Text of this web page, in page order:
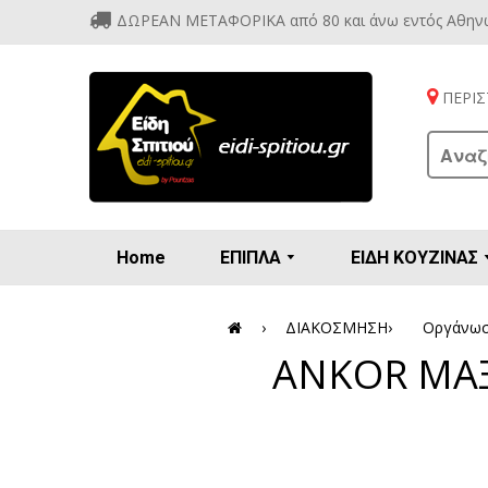
ΔΩΡΕΑΝ ΜΕΤΑΦΟΡΙΚΑ από 80 και άνω εντός
Home ΕΠΙΠΛΑ ΕΙΔΗ ΚΟΥΖΙΝΑΣ
› ΔΙΑΚΟΣΜΗΣΗ›
ANKOR